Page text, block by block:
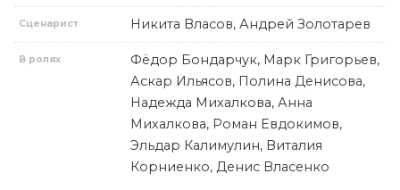
Сценарист Никита Власов, Андрей Золотарев
В ролях
Фёдор Бондарчук, Марк Григорьев,
Аскар Ильясов, Полина Денисова,
Надежда Михалкова, Анна
Михалкова, Роман Евдокимов,
Эльдар Калимулин, Виталия
Корниенко, Денис Власенко